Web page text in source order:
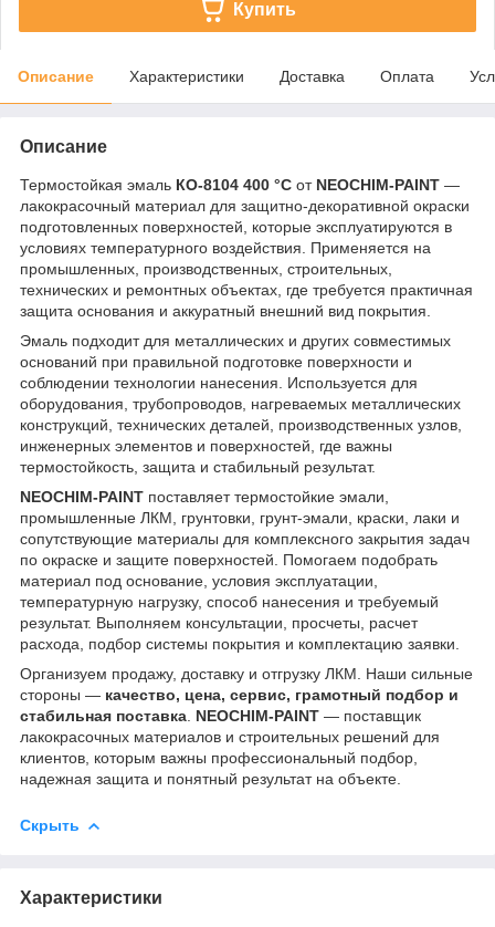
Купить
Описание Характеристики Доставка Оплата
Описание
Термостойкая эмаль КО-8104 400 °C от NEOCHIM-PAINT —
лакокрасочный материал для защитно-декоративной окраски
подготовленных поверхностей, которые эксплуатируются в
условиях температурного воздействия. Применяется на
промышленных, производственных, строительных,
технических и ремонтных объектах, где требуется практичная
защита основания и аккуратный внешний вид покрытия.
Эмаль подходит для металлических и других совместимых
оснований при правильной подготовке поверхности и
соблюдении технологии нанесения. Используется для
оборудования, трубопроводов, нагреваемых металлических
конструкций, технических деталей, производственных узлов,
инженерных элементов и поверхностей, где важны
термостойкость, защита и стабильный результат.
NEOCHIM-PAINT поставляет термостойкие эмали,
промышленные ЛКМ, грунтовки, грунт-эмали, краски, лаки и
сопутствующие материалы для комплексного закрытия задач
по окраске и защите поверхностей. Помогаем подобрать
материал под основание, условия эксплуатации,
температурную нагрузку, способ нанесения и требуемый
результат. Выполняем консультации, просчеты, расчет
расхода, подбор системы покрытия и комплектацию заявки.
Организуем продажу, доставку и отгрузку ЛКМ. Наши сильные
стороны — качество, цена, сервис, грамотный подбор и
стабильная поставка NEOCHIM-PAINT — поставщик
лакокрасочных материалов и строительных решений для
клиентов, которым важны профессиональный подбор,
надежная защита и понятный результат на объекте.
Скрыть
Характеристики